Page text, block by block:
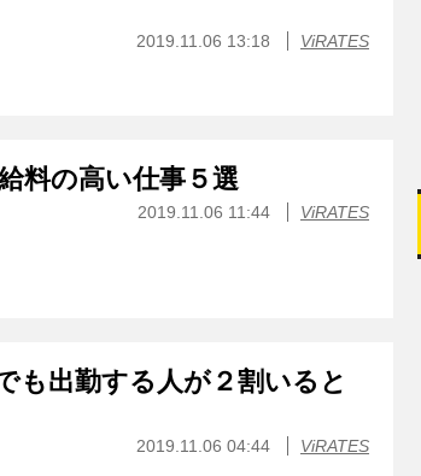
2019.11.06 13:18 ViRATES
料の高い仕事５選
2019.11.06 11:44 ViRATES
も出勤する人が２割いると
2019.11.06 04:44 ViRATES